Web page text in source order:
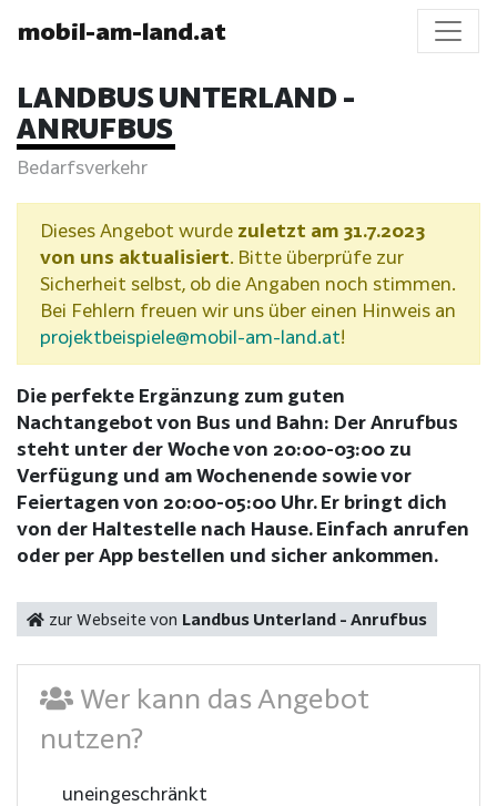
mobil-am-land.at
LANDBUS UNTERLAND -
ANRUFBUS
Bedarfsverkehr
Dieses Angebot wurde zuletzt am 31.7.2023
von uns aktualisiert. Bitte überprüfe zur
Sicherheit selbst, ob die Angaben noch stimmen.
Bei Fehlern freuen wir uns über einen Hinweis an
projektbeispiele@mobil-am-land.at!
Die perfekte Ergänzung zum guten
Nachtangebot von Bus und Bahn: Der Anrufbus
steht unter der Woche von 20:00-03:00 zu
Verfügung und am Wochenende sowie vor
Feiertagen von 20:00-05:00 Uhr. Er bringt dich
von der Haltestelle nach Hause. Einfach anrufen
oder per App bestellen und sicher ankommen.
zur Webseite von Landbus Unterland - Anrufbus
Wer kann das Angebot
nutzen?
uneingeschränkt